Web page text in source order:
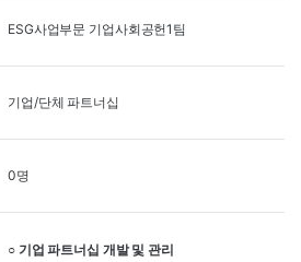
ESG사업부문 기업사회공헌1팀
기업/단체 파트너십
0명
○ 기업 파트너십 개발 및 관리